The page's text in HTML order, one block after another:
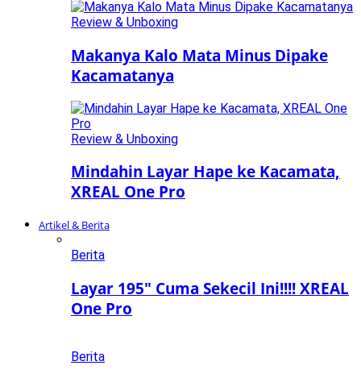
Review & Unboxing
Makanya Kalo Mata Minus Dipake
Kacamatanya
Review & Unboxing
Mindahin Layar Hape ke Kacamata,
XREAL One Pro
Artikel & Berita
Berita
Layar 195″ Cuma Sekecil Ini!!!! XREAL
One Pro
Berita